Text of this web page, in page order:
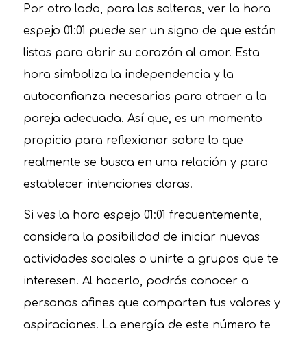
Por otro lado, para los solteros, ver la hora
espejo 01:01 puede ser un signo de que están
listos para abrir su corazón al amor. Esta
hora simboliza la independencia y la
autoconfianza necesarias para atraer a la
pareja adecuada. Así que, es un momento
propicio para reflexionar sobre lo que
realmente se busca en una relación y para
establecer intenciones claras.
Si ves la hora espejo 01:01 frecuentemente,
considera la posibilidad de iniciar nuevas
actividades sociales o unirte a grupos que te
interesen. Al hacerlo, podrás conocer a
personas afines que comparten tus valores y
aspiraciones. La energía de este número te